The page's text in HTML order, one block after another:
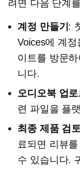
려면 다음 단계
계정 만들기 :
Voices에 계
이트를 방문
니다.
오디오북 업
련 파일을 플
최종 제품 검
료되면 리뷰
수 있습니다.